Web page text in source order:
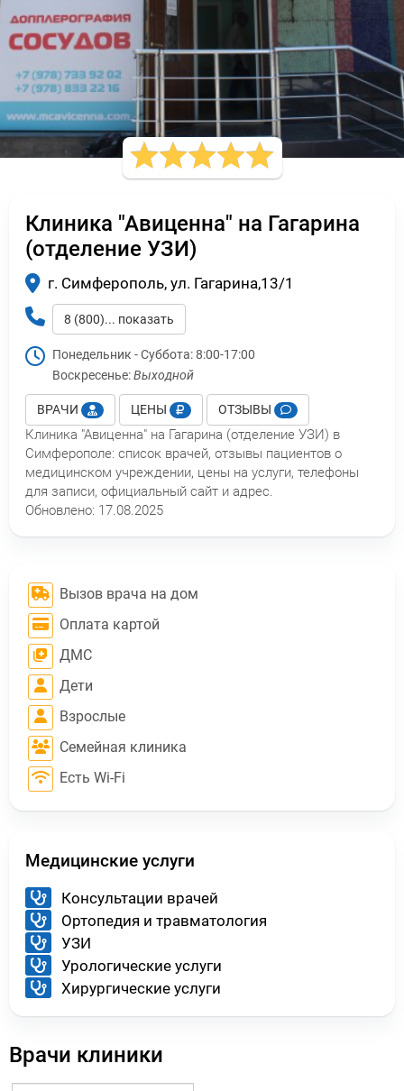
Клиника "Авиценна" на Гагарина
(отделение УЗИ)
г. Симферополь, ул. Гагарина,13/1
8 (800)... показать
Понедельник - Суббота:8:00-17:00
Воскресенье:Выходной
ВРАЧИ ЦЕНЫ ОТЗЫВЫ
Клиника "Авиценна" на Гагарина (отделение УЗИ) в
Симферополе: список врачей, отзывы пациентов о
медицинском учреждении, цены на услуги, телефоны
для записи, официальный сайт и адрес.
Обновлено: 17.08.2025
Вызов врача на дом
Оплата картой
ДМС
Дети
Взрослые
Семейная клиника
Есть Wi-Fi
Медицинские услуги
Консультации врачей
Ортопедия и травматология
УЗИ
Урологические услуги
Хирургические услуги
Врачи клиники